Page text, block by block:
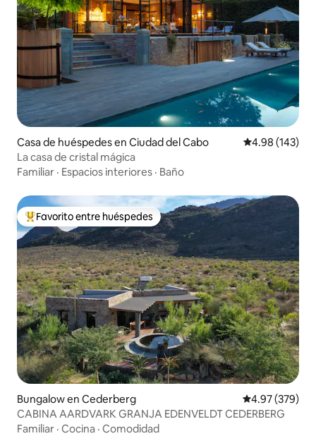
Casa de huéspedes en Ciudad del Cabo Calificación
4.98 (143)
La casa de cristal mágica
Familiar · Espacios interiores · Baño
De los mejores en Favorito entre huéspedes
Favorito entre huéspedes
Bungalow en Cederberg Calificación
4.97 (379)
CABINA AARDVARK GRANJA EDENVELDT CEDERBERG
Familiar · Cocina · Comodidad